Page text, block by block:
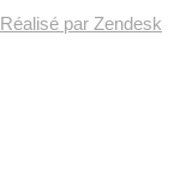
Réalisé par Zendesk